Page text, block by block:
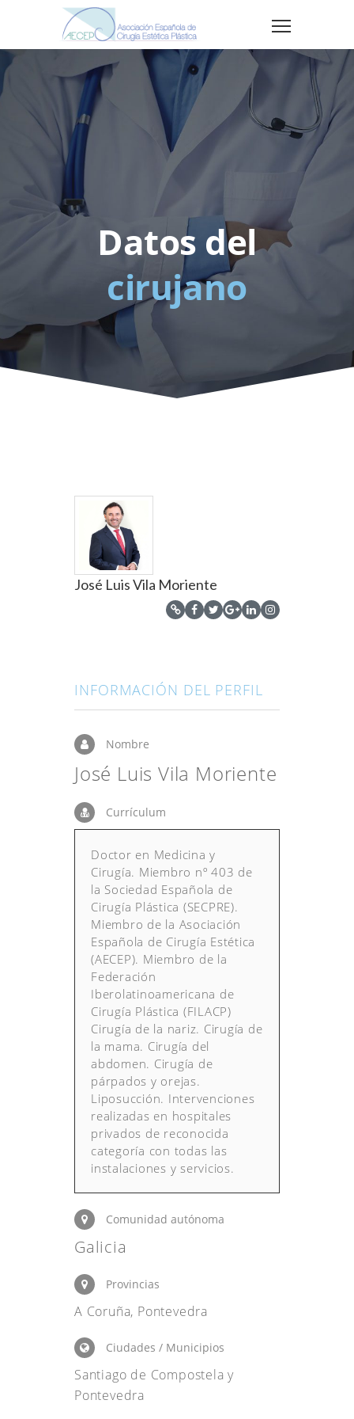
Datos del
cirujano
José Luis Vila Moriente
INFORMACIÓN DEL PERFIL
Nombre
José Luis Vila Moriente
Currículum
Doctor en Medicina y
Cirugía. Miembro nº 403 de
la Sociedad Española de
Cirugía Plástica (SECPRE).
Miembro de la Asociación
Española de Cirugía Estética
(AECEP). Miembro de la
Federación
Iberolatinoamericana de
Cirugía Plástica (FILACP)
Cirugía de la nariz. Cirugía de
la mama. Cirugía del
abdomen. Cirugía de
párpados y orejas.
Liposucción. Intervenciones
realizadas en hospitales
privados de reconocida
categoría con todas las
instalaciones y servicios.
Comunidad autónoma
Galicia
Provincias
A Coruña, Pontevedra
Ciudades / Municipios
Santiago de Compostela y
Pontevedra